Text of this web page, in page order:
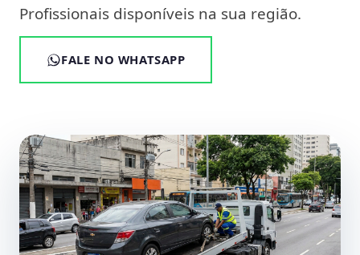
Profissionais disponíveis na sua região.
FALE NO WHATSAPP